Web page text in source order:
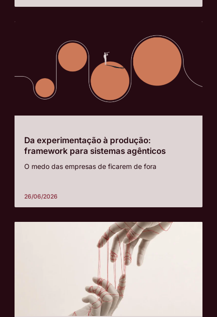
Da experimentação à produção:
framework para sistemas agênticos
O medo das empresas de ficarem de fora
26/06/2026